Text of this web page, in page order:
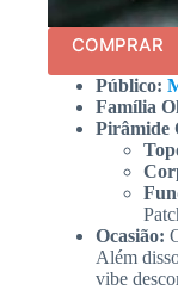
COMPRAR
Público:
Família
Pirâmide
Ocasião:
Além
vibe